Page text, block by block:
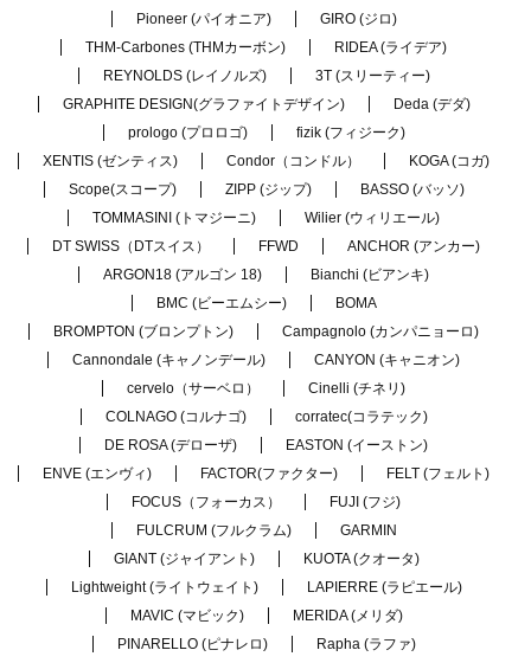
Pioneer (パイオニア)
GIRO (ジロ)
THM-Carbones (THMカーボン)
RIDEA (ライデア)
REYNOLDS (レイノルズ)
3T (スリーティー)
GRAPHITE DESIGN(グラファイトデザイン)
Deda (デダ)
prologo (プロロゴ)
fizik (フィジーク)
XENTIS (ゼンティス)
Condor（コンドル）
KOGA (コガ)
Scope(スコープ)
ZIPP (ジップ)
BASSO (バッソ)
TOMMASINI (トマジーニ)
Wilier (ウィリエール)
DT SWISS（DTスイス）
FFWD
ANCHOR (アンカー)
ARGON18 (アルゴン 18)
Bianchi (ビアンキ)
BMC (ビーエムシー)
BOMA
BROMPTON (ブロンプトン)
Campagnolo (カンパニョーロ)
Cannondale (キャノンデール)
CANYON (キャニオン)
cervelo（サーベロ）
Cinelli (チネリ)
COLNAGO (コルナゴ)
corratec(コラテック)
DE ROSA (デローザ)
EASTON (イーストン)
ENVE (エンヴィ)
FACTOR(ファクター)
FELT (フェルト)
FOCUS（フォーカス）
FUJI (フジ)
FULCRUM (フルクラム)
GARMIN
GIANT (ジャイアント)
KUOTA (クオータ)
Lightweight (ライトウェイト)
LAPIERRE (ラピエール)
MAVIC (マビック)
MERIDA (メリダ)
PINARELLO (ピナレロ)
Rapha (ラファ)